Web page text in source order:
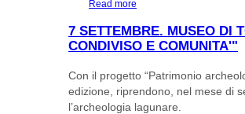
Read more
7 SETTEMBRE. MUSEO DI
CONDIVISO E COMUNITA'"
Con il progetto “Patrimonio
edizione, riprendono, nel mese di
l’archeologia lagunare.